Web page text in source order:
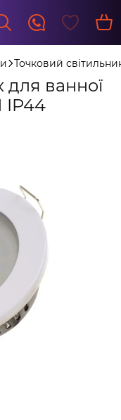
Точковий
для ванної
IP44